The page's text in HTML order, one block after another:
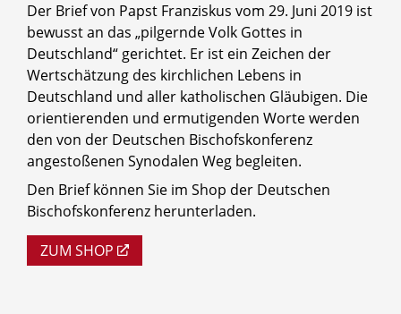
Der Brief von Papst Franziskus vom 29. Juni 2019 ist
bewusst an das „pilgernde Volk Gottes in
Deutschland“ gerichtet. Er ist ein Zeichen der
Wertschätzung des kirchlichen Lebens in
Deutschland und aller katholischen Gläubigen. Die
orientierenden und ermutigenden Worte werden
den von der Deutschen Bischofskonferenz
angestoßenen Synodalen Weg begleiten.
Den Brief können Sie im Shop der Deutschen
Bischofskonferenz herunterladen.
ZUM SHOP